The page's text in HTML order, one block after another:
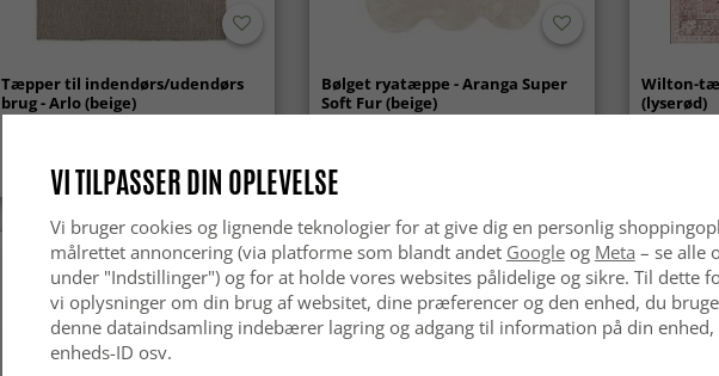
Tæpper til indendørs/udendørs
brug - Arlo (beige)
Bølget ryatæppe - Aranga Super
Soft Fur (beige)
Wilton-
(lyserød)
VI TILPASSER DIN OPLEVELSE
Vi bruger cookies og lignende teknologier for at give dig en personlig
målrettet annoncering (via platforme som blandt andet Googleog Meta – se alle
under "Indstillinger") og for at holde vores websites pålidelige og sikre. Til dette
vi oplysninger om din brug af websitet, dine præferencer og den enhed, du
denne dataindsamling indebærer lagring og adgang til information på din enhed,
enheds-ID osv.